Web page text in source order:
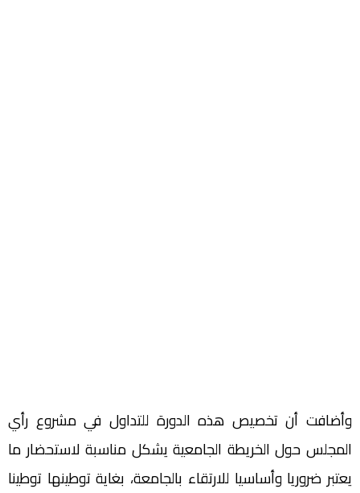
وأضافت أن تخصيص هذه الدورة للتداول في مشروع رأي
المجلس حول الخريطة الجامعية يشكل مناسبة لاستحضار ما
يعتبر ضروريا وأساسيا للارتقاء بالجامعة، بغاية توطينها توطينا